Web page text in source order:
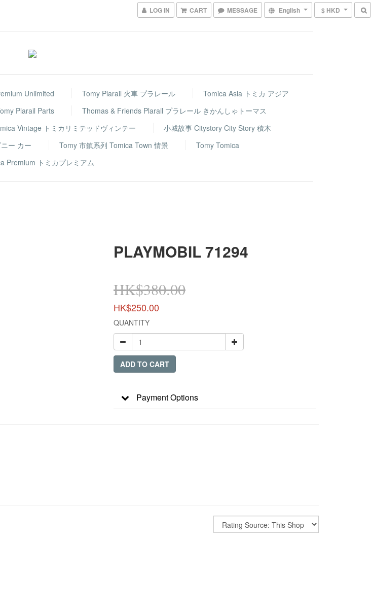
LOG IN CART MESSAGE English $ HKD
Unlimited Tomy Plarail 火車 プラレール
Tomica Asia トミカ アジア
Plarail Parts
Thomas & Friends Plarail プラレール きかんしゃトーマス
Vintage トミカリミテッドヴィンテー
小城故事 Citystory City Story 積木
ー カー
Tomy 市鎮系列 Tomica Town 情景
Tomy Tomica
Premium トミカプレミアム
PLAYMOBIL 71294
HK$380.00
HK$250.00
QUANTITY
ADD TO CART
Payment Options